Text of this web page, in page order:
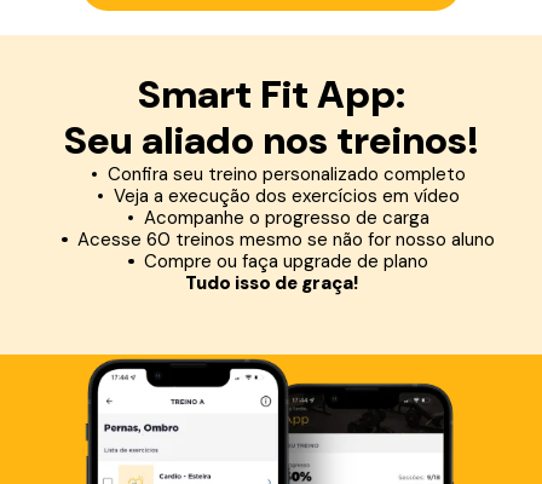
Smart Fit App:
Seu aliado nos treinos!
Confira seu treino personalizado completo
Veja a execução dos exercícios em vídeo
Acompanhe o progresso de carga
Acesse 60 treinos mesmo se não for nosso aluno
Compre ou faça upgrade de plano
Tudo isso de graça!